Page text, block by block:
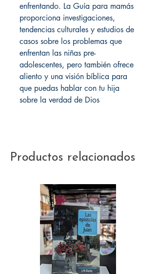
enfrentando. La Guía para mamás
proporciona investigaciones,
tendencias culturales y estudios de
casos sobre los problemas que
enfrentan las niñas pre-
adolescentes, pero también ofrece
aliento y una visión bíblica para
que puedas hablar con tu hija
sobre la verdad de Dios
Productos relacionados